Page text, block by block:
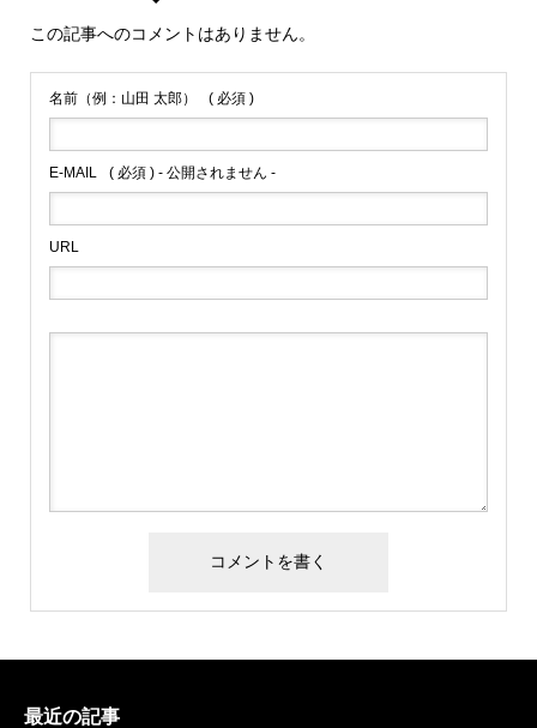
この記事へのコメントはありません。
名前（例：山田 太郎） ( 必須 )
E-MAIL ( 必須 ) - 公開されません -
URL
最近の記事